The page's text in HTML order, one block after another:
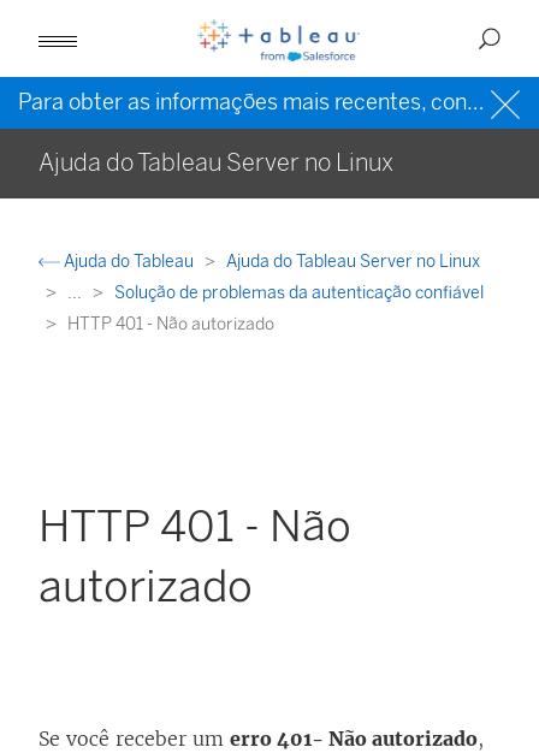
Para obter as informações mais recentes, consulte a
Ajuda do Tableau Server no Linux
Ajuda do Tableau
Ajuda do Tableau Server no Linux
...
Solução de problemas da autenticação confiável
HTTP 401 - Não autorizado
HTTP 401 - Não
autorizado
Se você receber um erro 401- Não autorizado,